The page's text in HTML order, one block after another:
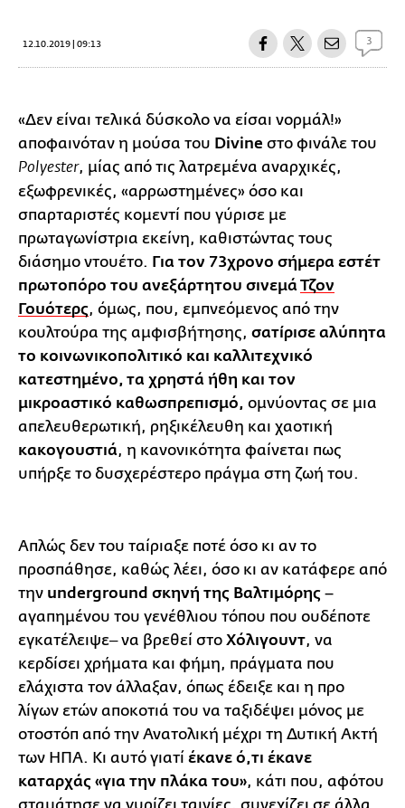
12.10.2019 | 09:13 3
«Δεν είναι τελικά δύσκολο να είσαι νορμάλ!»
αποφαινόταν η μούσα του Divine στο φινάλε του
Polyester, μίας από τις λατρεμένα αναρχικές,
εξωφρενικές, «αρρωστημένες» όσο και
σπαρταριστές κομεντί που γύρισε με
πρωταγωνίστρια εκείνη, καθιστώντας τους
διάσημο ντουέτο. Για τον 73χρονο σήμερα εστέτ
πρωτοπόρο του ανεξάρτητου σινεμά Τζον
Γουότερς, όμως, που, εμπνεόμενος από την
κουλτούρα της αμφισβήτησης, σατίρισε αλύπητα
το κοινωνικοπολιτικό και καλλιτεχνικό
κατεστημένο, τα χρηστά ήθη και τον
μικροαστικό καθωσπρεπισμό, ομνύοντας σε μια
απελευθερωτική, ρηξικέλευθη και χαοτική
κακογουστιά, η κανονικότητα φαίνεται πως
υπήρξε το δυσχερέστερο πράγμα στη ζωή του.
Απλώς δεν του ταίριαξε ποτέ όσο κι αν το
προσπάθησε, καθώς λέει, όσο κι αν κατάφερε από
την underground σκηνή της Βαλτιμόρης –
αγαπημένου του γενέθλιου τόπου που ουδέποτε
εγκατέλειψε‒ να βρεθεί στο Χόλιγουντ, να
κερδίσει χρήματα και φήμη, πράγματα που
ελάχιστα τον άλλαξαν, όπως έδειξε και η προ
λίγων ετών αποκοτιά του να ταξιδέψει μόνος με
οτοστόπ από την Ανατολική μέχρι τη Δυτική Ακτή
των ΗΠΑ. Κι αυτό γιατί έκανε ό,τι έκανε
καταρχάς «για την πλάκα του», κάτι που, αφότου